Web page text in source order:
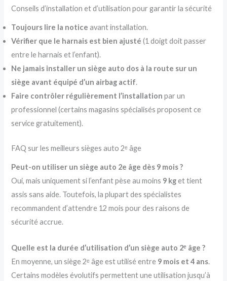
Conseils d’installation et d’utilisation pour garantir la sécurité
Toujours lire la notice avant installation.
Vérifier que le harnais est bien ajusté (1 doigt doit passer
entre le harnais et l’enfant).
Ne jamais installer un siège auto dos à la route sur un
siège avant équipé d’un airbag actif.
Faire contrôler régulièrement l’installation par un
professionnel (certains magasins spécialisés proposent ce
service gratuitement).
FAQ sur les meilleurs sièges auto 2ᵉ âge
Peut-on utiliser un siège auto 2e âge dès 9 mois ?
Oui, mais uniquement si l’enfant pèse au moins 9 kget tient
assis sans aide. Toutefois, la plupart des spécialistes
recommandent d’attendre 12 mois pour des raisons de
sécurité accrue.
Quelle est la durée d’utilisation d’un siège auto 2ᵉ âge ?
En moyenne, un siège 2ᵉ âge est utilisé entre 9 mois et 4 ans.
Certains modèles évolutifs permettent une utilisation jusqu’à